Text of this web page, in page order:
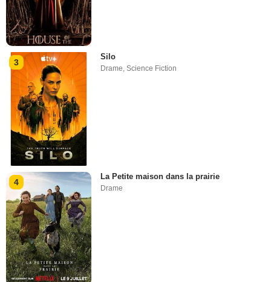
3
Silo
Drame,Science Fiction
4
La Petite maison dans la prairie
Drame